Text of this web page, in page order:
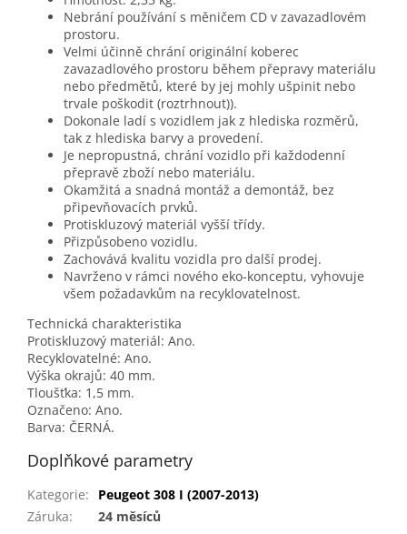
Nebrání používání s měničem CD v zavazadlovém
prostoru.
Velmi účinně chrání originální koberec
zavazadlového prostoru během přepravy materiálu
nebo předmětů, které by jej mohly ušpinit nebo
trvale poškodit (roztrhnout)).
Dokonale ladí s vozidlem jak z hlediska rozměrů,
tak z hlediska barvy a provedení.
Je nepropustná, chrání vozidlo při každodenní
přepravě zboží nebo materiálu.
Okamžitá a snadná montáž a demontáž, bez
připevňovacích prvků.
Protiskluzový materiál vyšší třídy.
Přizpůsobeno vozidlu.
Zachovává kvalitu vozidla pro další prodej.
Navrženo v rámci nového eko-konceptu, vyhovuje
všem požadavkům na recyklovatelnost.
Technická charakteristika
Protiskluzový materiál: Ano.
Recyklovatelné: Ano.
Výška okrajů: 40 mm.
Tloušťka: 1,5 mm.
Označeno: Ano.
Barva: ČERNÁ.
Doplňkové parametry
Kategorie:
Peugeot 308 I (2007-2013)
Záruka: 24 měsíců